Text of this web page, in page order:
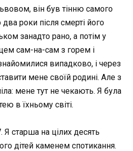
він був тінню самого
роки після смерті його
занадто рано, а потім у
сам-на-сам з горем і
випадково, і через
мене своїй родині. Але з
мене тут не чекають. Я була
в їхньому світі.
старша на цілих десять
дітей каменем спотикання.